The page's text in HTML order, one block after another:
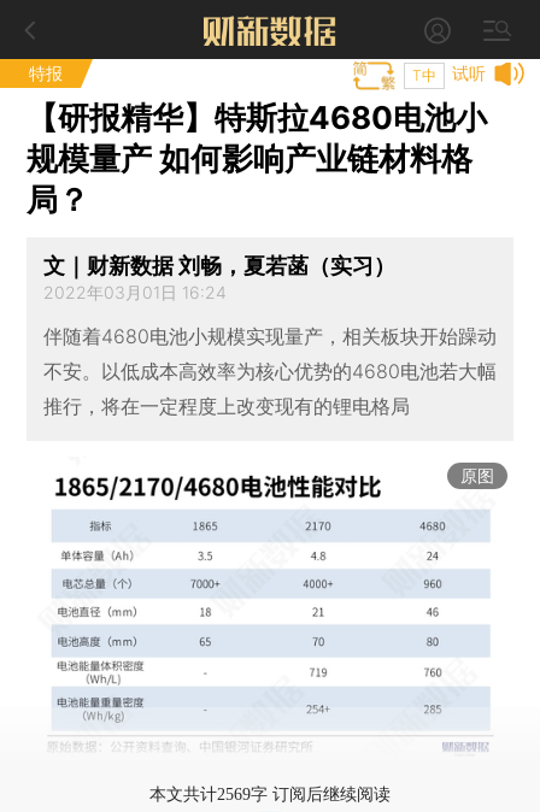
特报 试听
T中
【研报精华】特斯拉4680电池小
规模量产 如何影响产业链材料格
局？
文｜财新数据 刘畅，夏若菡（实习）
2022年03月01日 16:24
伴随着4680电池小规模实现量产，相关板块开始躁动
不安。以低成本高效率为核心优势的4680电池若大幅
推行，将在一定程度上改变现有的锂电格局
原图
本文共计2569字 订阅后继续阅读